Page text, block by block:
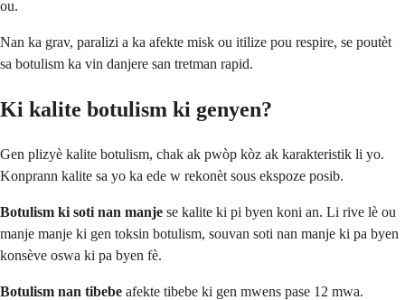
ou.
Nan ka grav, paralizi a ka afekte misk ou itilize pou respire, se poutèt
sa botulism ka vin danjere san tretman rapid.
Ki kalite botulism ki genyen?
Gen plizyè kalite botulism, chak ak pwòp kòz ak karakteristik li yo.
Konprann kalite sa yo ka ede w rekonèt sous ekspoze posib.
Botulism ki soti nan manje se kalite ki pi byen koni an. Li rive lè ou
manje manje ki gen toksin botulism, souvan soti nan manje ki pa byen
konsève oswa ki pa byen fè.
Botulism nan tibebe afekte tibebe ki gen mwens pase 12 mwa.